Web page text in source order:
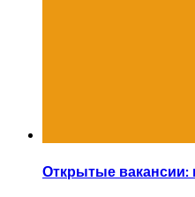
Открытые вакансии: